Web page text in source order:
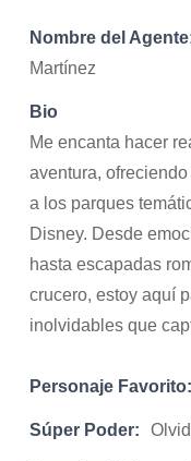
Nombre del
Martínez
Bio
Me encanta hacer
aventura,
a los parques
Disney. Desde
hasta escapadas
crucero, estoy aquí
inolvidables que
Personaje Favorito:
Súper Poder: